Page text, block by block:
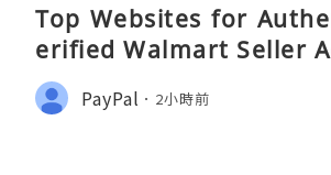
Top Websites for
erified Walmart Seller
PayPal 2小時前